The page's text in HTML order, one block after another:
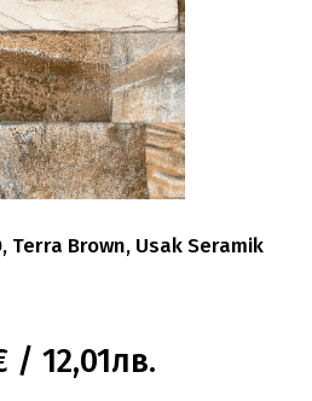
Terra Brown, Usak Seramik
/ 12,01лв.